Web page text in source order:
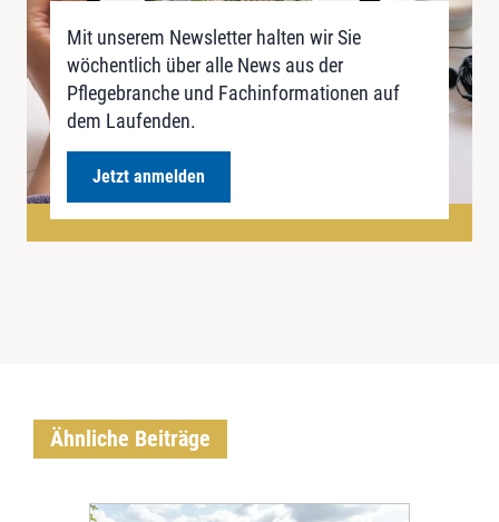
Mit unserem Newsletter halten wir Sie
wöchentlich über alle News aus der
Pflegebranche und Fachinformationen auf
dem Laufenden.
Jetzt anmelden
Ähnliche Beiträge